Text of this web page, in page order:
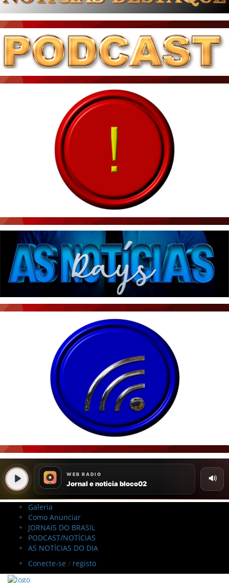
Galeria
Como Anunciar
JORNAIS DO BRASIL
PODCAST/NOTÍCIAS
AS NOTÍCIAS DO DIA
Conecte-se / registo